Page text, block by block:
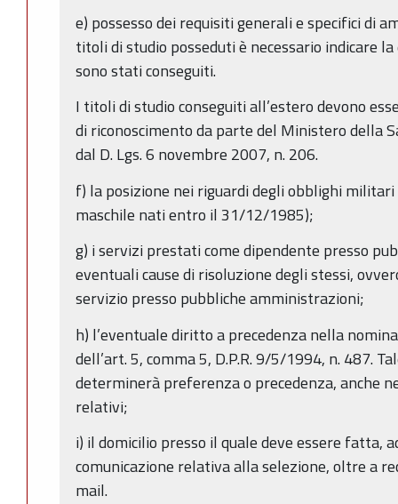
e) possesso dei requisiti generali e specifici di
titoli di studio posseduti è necessario indicare
sono stati conseguiti.
I titoli di studio conseguiti all’estero devono
di riconoscimento da parte del Ministero della
dal D. Lgs. 6 novembre 2007, n. 206.
f) la posizione nei riguardi degli obblighi militari
maschile nati entro il 31/12/1985);
g) i servizi prestati come dipendente presso
eventuali cause di risoluzione degli stessi,
servizio presso pubbliche amministrazioni;
h) l’eventuale diritto a precedenza nella
dell’art. 5, comma 5, D.P.R. 9/5/1994, n. 487.
determinerà preferenza o precedenza, anche
relativi;
i) il domicilio presso il quale deve essere fatta,
comunicazione relativa alla selezione, oltre a
mail.